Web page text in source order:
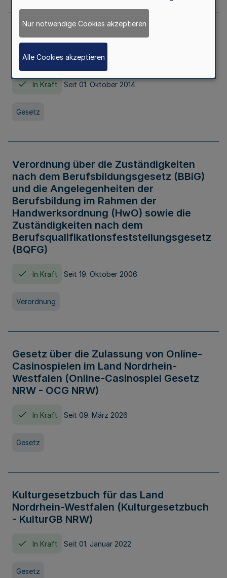
Gesetz über die Hochschulen des Landes
Nordrhein-Westfalen (Hochschulgesetz -
HG)
In Kraft Seit 01. Oktober 2014
Gesetz
Verordnung über die Zuständigkeiten
nach dem Berufsbildungsgesetz (BBiG)
und die Angelegenheiten der
Berufsbildung im Rahmen der
Handwerksordnung (HwO) sowie die
Zuständigkeiten nach dem
Berufsqualifikationsfeststellungsgesetz
(BQFG)
In Kraft Seit 19. Oktober 2006
Verordnung
Gesetz über die Zulassung von Online-
Casinospielen im Land Nordrhein-
Westfalen (Online-Casinospiel Gesetz
NRW - OCG NRW)
In Kraft Seit 09. März 2026
Gesetz
Kulturgesetzbuch für das Land
Nordrhein-Westfalen (Kulturgesetzbuch
- KulturGB NRW)
In Kraft Seit 01. Januar 2022
Gesetz
Nur notwendige Cookies akzeptieren
Alle Cookies akzeptieren